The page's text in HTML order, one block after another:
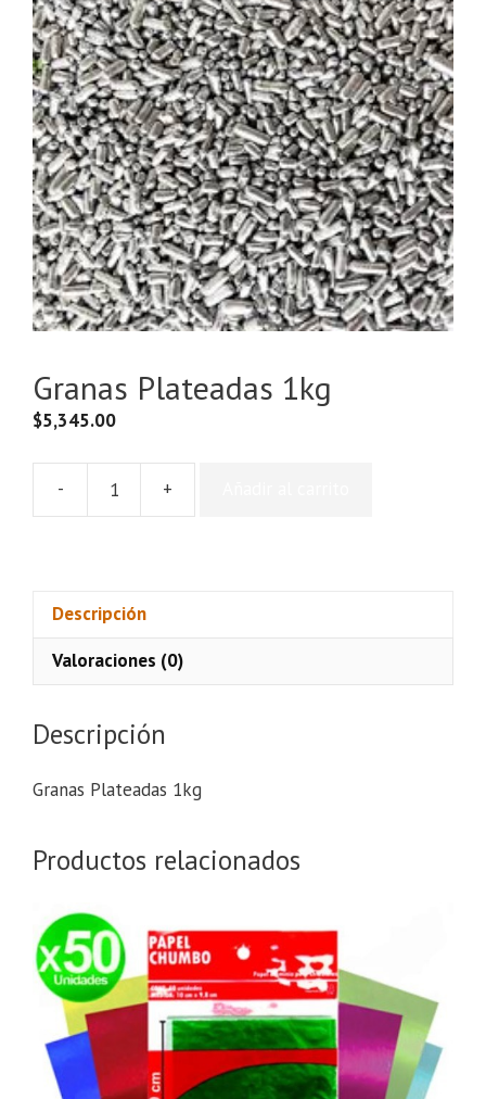
Granas Plateadas 1kg
$5,345.00
- +
Descripción
Valoraciones (0)
Descripción
Granas Plateadas 1kg
Productos relacionados